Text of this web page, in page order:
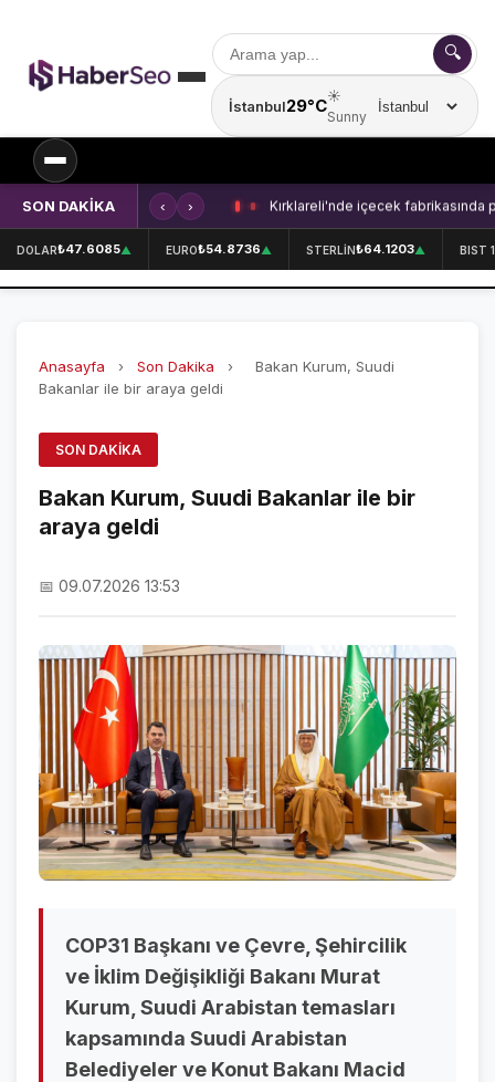
🔍
İstanbul29°C☀️
Sunny
Şehir seçin
SPOR
SPOR HABERLERİ
FENERBAHÇE
ÖZEL SAYFALAR
NAMAZ VAKİTLERİ
KRİPTO PARALAR
NÖBETÇİ ECZANELER
SON DAKİKA
SON DAKİKA HABERLERİ
VİDEO GALERİ
GALERİLER
VİDEO GALERİ
FOTO GALERİ
SON DAKİKA ‹ › Kırklareli'nde içecek fabrikasında
DOLAR₺47.6085▲ EURO₺54.8736▲ STERLİN₺64.1203▲ BIST
Anasayfa › Son Dakika ›
Bakan Kurum, Suudi
Bakanlar ile bir araya geldi
SON DAKIKA
Bakan Kurum, Suudi Bakanlar ile bir
araya geldi
📅 09.07.2026 13:53
COP31 Başkanı ve Çevre, Şehircilik
ve İklim Değişikliği Bakanı Murat
Kurum, Suudi Arabistan temasları
kapsamında Suudi Arabistan
Belediyeler ve Konut Bakanı Macid